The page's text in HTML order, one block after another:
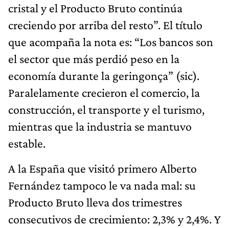
cristal y el Producto Bruto continúa
creciendo por arriba del resto”. El título
que acompaña la nota es: “Los bancos son
el sector que más perdió peso en la
economía durante la geringonça” (sic).
Paralelamente crecieron el comercio, la
construcción, el transporte y el turismo,
mientras que la industria se mantuvo
estable.
A la España que visitó primero Alberto
Fernández tampoco le va nada mal: su
Producto Bruto lleva dos trimestres
consecutivos de crecimiento: 2,3% y 2,4%. Y